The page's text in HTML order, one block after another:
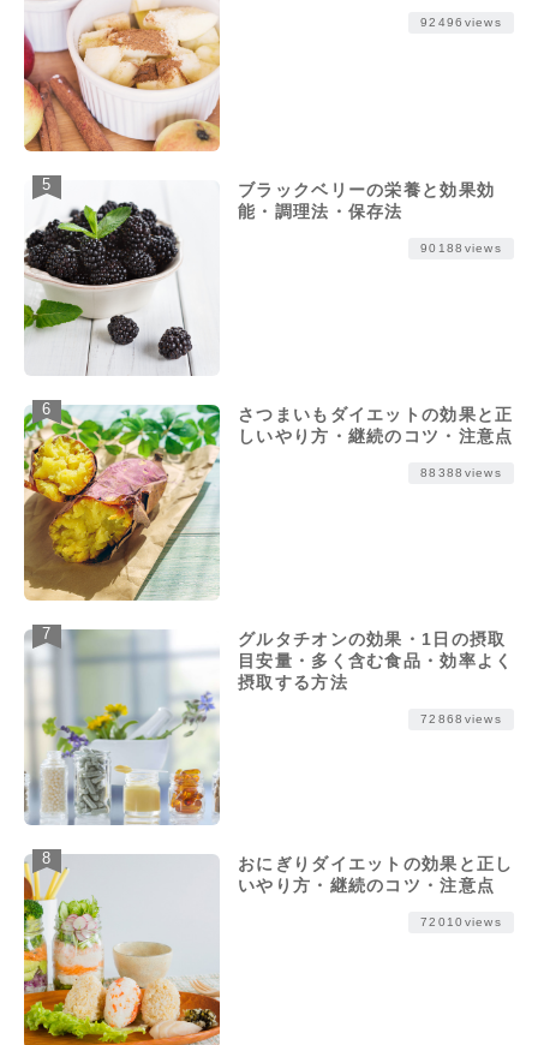
92496views
ブラックベリーの栄養と効果効
能・調理法・保存法
90188views
さつまいもダイエットの効果と正
しいやり方・継続のコツ・注意点
88388views
グルタチオンの効果・1日の摂取
目安量・多く含む食品・効率よく
摂取する方法
72868views
おにぎりダイエットの効果と正し
いやり方・継続のコツ・注意点
72010views